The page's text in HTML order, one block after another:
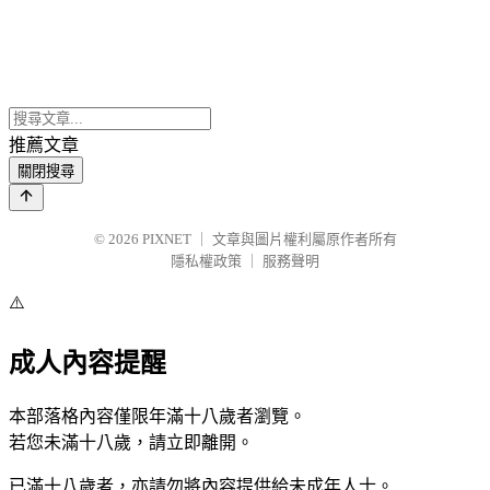
推薦文章
關閉搜尋
© 2026 PIXNET
文章與圖片權利屬原作者所有
隱私權政策
服務聲明
⚠️
成人內容提醒
本部落格內容僅限年滿十八歲者瀏覽。
若您未滿十八歲，請立即離開。
已滿十八歲者，亦請勿將內容提供給未成年人士。